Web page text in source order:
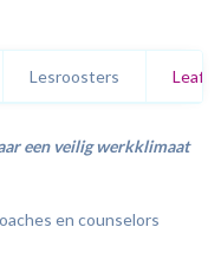
A plus
Lesroosters
een veilig werkklimaat
en counselors